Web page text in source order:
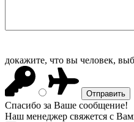
докажите, что вы человек,
Спасибо за Ваше сообщение!
Наш менеджер свяжется с